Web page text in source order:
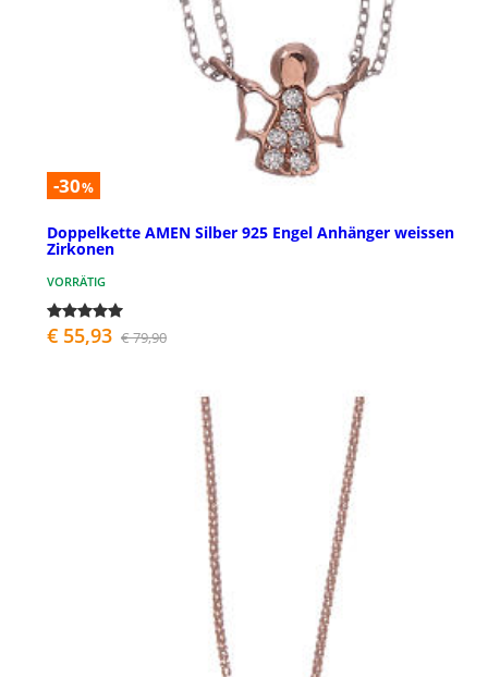
-30%
Doppelkette AMEN Silber 925 Engel Anhänger weissen
Zirkonen
VORRÄTIG
€ 55,93 € 79,90